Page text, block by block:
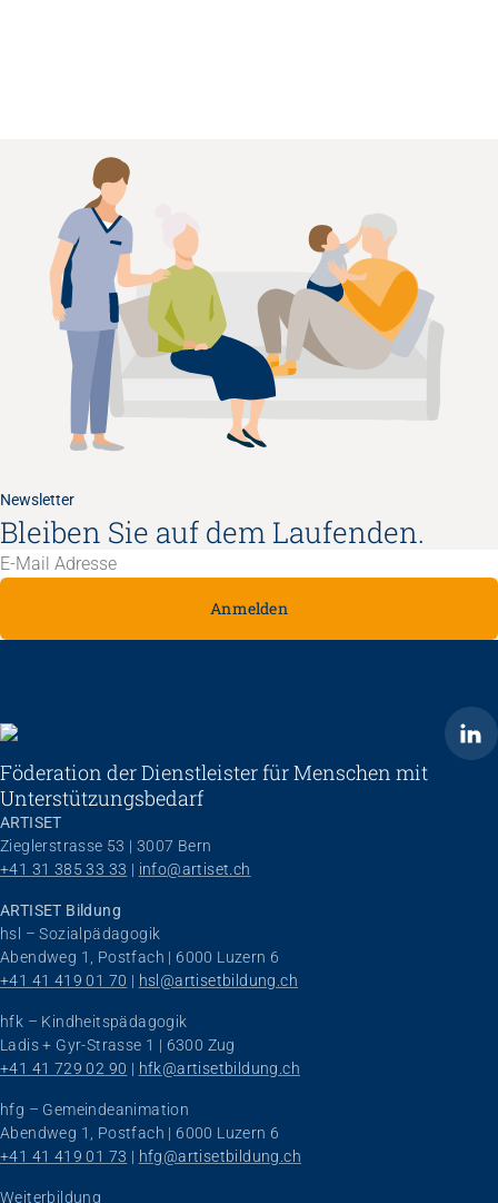
Newsletter
Bleiben Sie auf dem Laufenden.
Anmelden
ARTISET
Föderation der Dienstleister für Menschen mit
Unterstützungsbedarf
ARTISET
Zieglerstrasse 53 | 3007 Bern
+41 31 385 33 33 | info@artiset.ch
ARTISET Bildung
hsl – Sozialpädagogik
Abendweg 1, Postfach | 6000 Luzern 6
+41 41 419 01 70 | hsl@artisetbildung.ch
hfk – Kindheitspädagogik
Ladis + Gyr-Strasse 1 | 6300 Zug
+41 41 729 02 90 | hfk@artisetbildung.ch
hfg – Gemeindeanimation
Abendweg 1, Postfach | 6000 Luzern 6
+41 41 419 01 73 | hfg@artisetbildung.ch
Weiterbildung